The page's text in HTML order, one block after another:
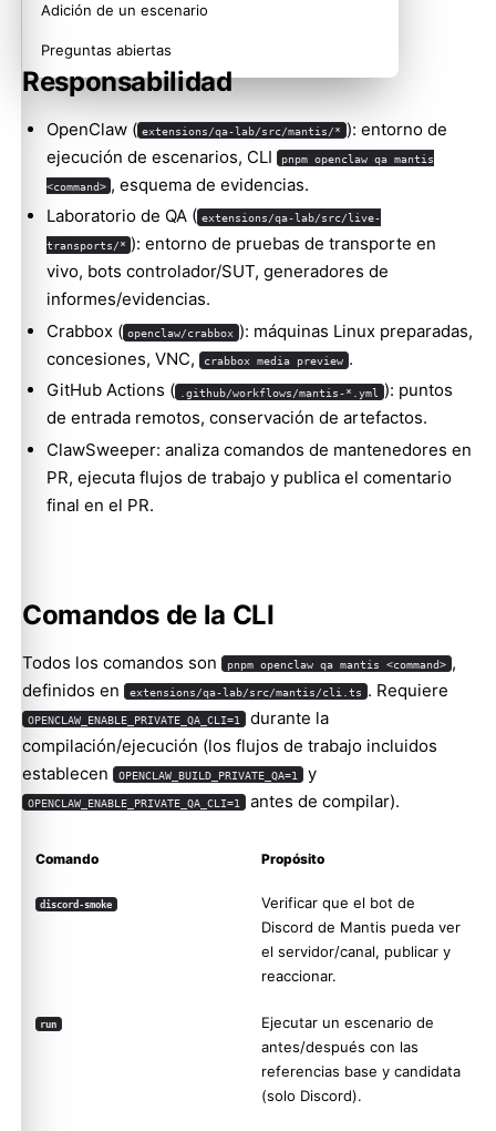
Responsabilidad
OpenClaw ( extensions/qa-lab/src/mantis/* ): entorno de
ejecución de escenarios, CLI
pnpm openclaw qa mantis
<command> , esquema de evidencias.
Laboratorio de QA ( extensions/qa-lab/src/live-
transports/* ): entorno de pruebas de transporte en
vivo, bots controlador/SUT, generadores de
informes/evidencias.
Crabbox ( openclaw/crabbox ): máquinas Linux preparadas,
concesiones, VNC,
crabbox media preview .
GitHub Actions (
.github/workflows/mantis-*.yml
): puntos
de entrada remotos, conservación de artefactos.
ClawSweeper: analiza comandos de mantenedores en
PR, ejecuta flujos de trabajo y publica el comentario
final en el PR.
Comandos de la CLI
Todos los comandos son pnpm openclaw qa mantis <command> ,
definidos en
extensions/qa-lab/src/mantis/cli.ts . Requiere
OPENCLAW_ENABLE_PRIVATE_QA_CLI=1 durante la
compilación/ejecución (los flujos de trabajo incluidos
establecen
OPENCLAW_BUILD_PRIVATE_QA=1 y
OPENCLAW_ENABLE_PRIVATE_QA_CLI=1 antes de compilar).
Comando Propósito
discord-smoke
Verificar que el bot de
Discord de Mantis pueda ver
el servidor/canal, publicar y
reaccionar.
run
Ejecutar un escenario de
antes/después con las
referencias base y candidata
(solo Discord).
Adición de un escenario
Preguntas abiertas